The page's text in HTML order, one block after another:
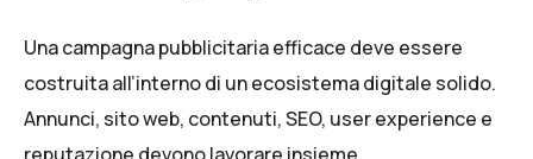
Una campagna pubblicitaria efficace deve essere
costruita all’interno di un ecosistema digitale solido.
Annunci, sito web, contenuti, SEO, user experience e